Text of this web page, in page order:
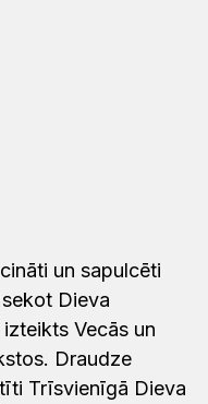
un sapulcēti
Dieva
Vecās un
Draudze
Trīsvienīgā Dieva